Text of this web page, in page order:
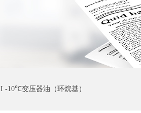
I -10℃变压器油（环烷基）